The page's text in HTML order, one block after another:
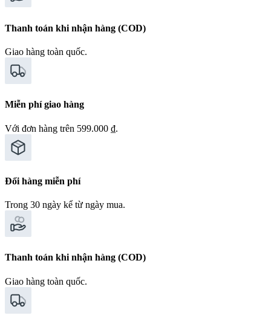
Thanh toán khi nhận hàng (COD)
Giao hàng toàn quốc.
Miễn phí giao hàng
Với đơn hàng trên 599.000 ₫.
Đổi hàng miễn phí
Trong 30 ngày kể từ ngày mua.
Thanh toán khi nhận hàng (COD)
Giao hàng toàn quốc.